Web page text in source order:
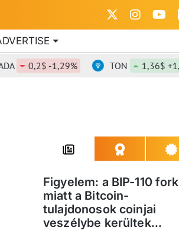
0,2$ -1,29% TON 1,36$ +1,52%
Figyelem: a BIP-110 fork
miatt a Bitcoin-
tulajdonosok coinjai
veszélybe kerültek...